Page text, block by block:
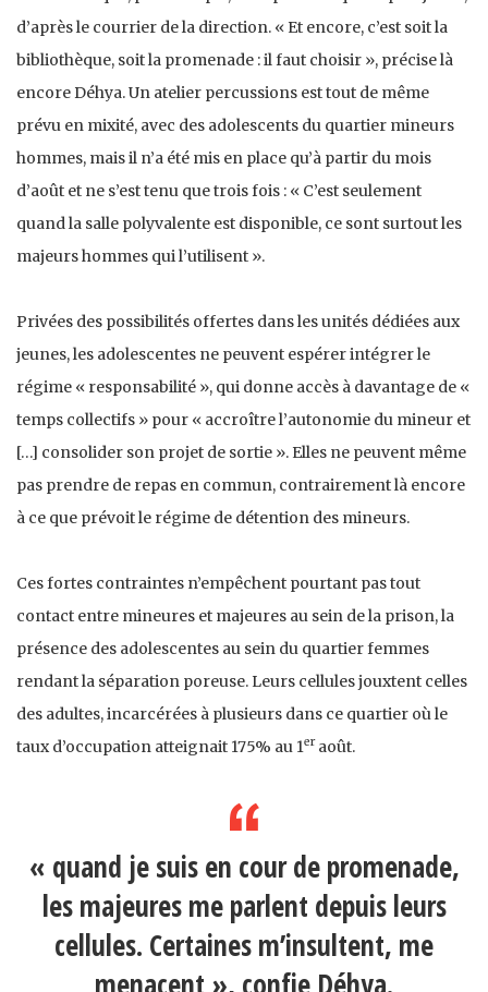
d’après le courrier de la direction. « Et encore, c’est soit la
bibliothèque, soit la promenade : il faut choisir », précise là
encore Déhya. Un atelier percussions est tout de même
prévu en mixité, avec des adolescents du quartier mineurs
hommes, mais il n’a été mis en place qu’à partir du mois
d’août et ne s’est tenu que trois fois : « C’est seulement
quand la salle polyvalente est disponible, ce sont surtout les
majeurs hommes qui l’utilisent ».
Privées des possibilités offertes dans les unités dédiées aux
jeunes, les adolescentes ne peuvent espérer intégrer le
régime « responsabilité », qui donne accès à davantage de «
temps collectifs » pour « accroître l’autonomie du mineur et
[…] consolider son projet de sortie ». Elles ne peuvent même
pas prendre de repas en commun, contrairement là encore
à ce que prévoit le régime de détention des mineurs.
Ces fortes contraintes n’empêchent pourtant pas tout
contact entre mineures et majeures au sein de la prison, la
présence des adolescentes au sein du quartier femmes
rendant la séparation poreuse. Leurs cellules jouxtent celles
des adultes, incarcérées à plusieurs dans ce quartier où le
taux d’occupation atteignait 175% au 1eraoût.
« quand je suis en cour de promenade,
les majeures me parlent depuis leurs
cellules. Certaines m’insultent, me
menacent », confie Déhya.